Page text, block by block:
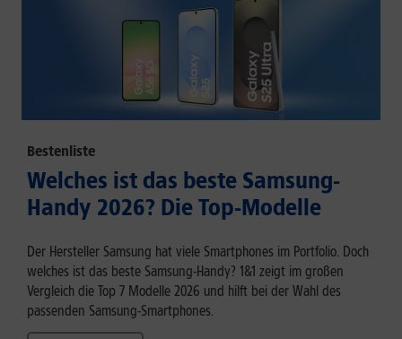
Bestenliste
Welches ist das beste Samsung-
Handy 2026? Die Top-Modelle
Der Hersteller Samsung hat viele Smartphones im Portfolio. Doch
welches ist das beste Samsung-Handy? 1&1 zeigt im großen
Vergleich die Top 7 Modelle 2026 und hilft bei der Wahl des
passenden Samsung-Smartphones.